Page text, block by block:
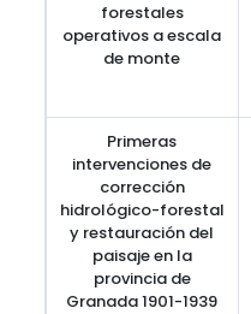
forestales
operativos a escala
de monte
Primeras
intervenciones de
corrección
hidrológico-forestal
y restauración del
paisaje en la
provincia de
Granada 1901-1939